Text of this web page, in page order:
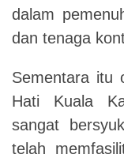
dalam
dan tenaga
Sementara itu
Hati Kuala
sangat
telah